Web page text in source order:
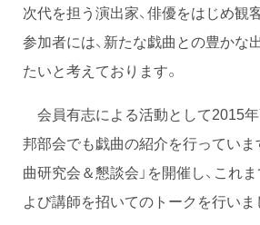
次代を担う演出家、俳優をはじめ観
参加者には、新たな戯曲との豊かな
たいと考えております。
会員有志による活動として2015
邦部会でも戯曲の紹介を行っていま
曲研究会＆懇談会」を開催し、これ
よび講師を招いてのトークを行いま